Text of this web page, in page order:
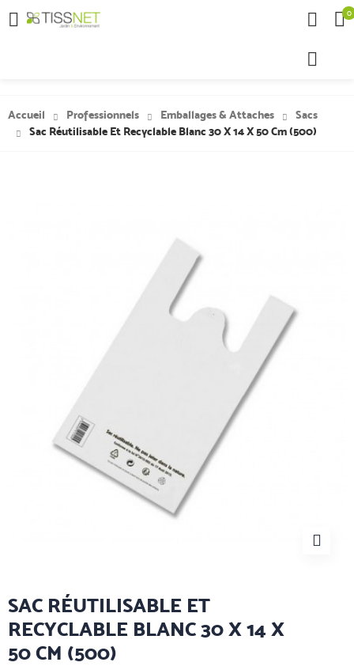
 0
Accueil Professionnels Emballages & Attaches
Sacs
Sac Réutilisable Et Recyclable Blanc 30 X 14 X 50 Cm (500)
SAC RÉUTILISABLE ET
RECYCLABLE BLANC 30 X 14 X
50 CM (500)